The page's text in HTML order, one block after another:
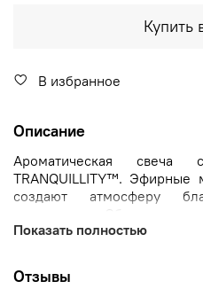
Купить
В избранное
Описание
Ароматическая свеча
TRANQUILLITY™. Эфирные
создают атмосферу
релаксации.
поможет вам ощутить
ингредиентов. Не
ароматизаторов,
Показать полностью
Отзывы